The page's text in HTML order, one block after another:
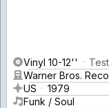
Vinyl 10-12''
Warner Bros.
US
1979
Funk / Soul